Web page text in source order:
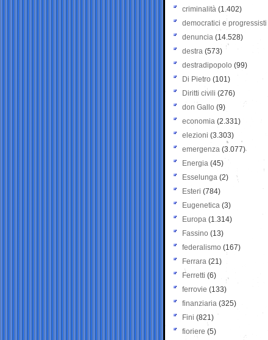
criminalità (1.402)
democratici e progressisti
denuncia (14.528)
destra (573)
destradipopolo (99)
Di Pietro (101)
Diritti civili (276)
don Gallo (9)
economia (2.331)
elezioni (3.303)
emergenza (3.077)
Energia (45)
Esselunga (2)
Esteri (784)
Eugenetica (3)
Europa (1.314)
Fassino (13)
federalismo (167)
Ferrara (21)
Ferretti (6)
ferrovie (133)
finanziaria (325)
Fini (821)
fioriere (5)